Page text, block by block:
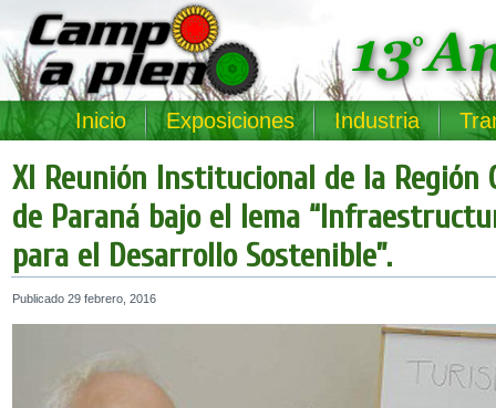
Inicio Exposiciones Industria
XI Reunión Institucional de la Región
de Paraná bajo el lema
para el Desarrollo Sostenible”.
Publicado 29 febrero, 2016